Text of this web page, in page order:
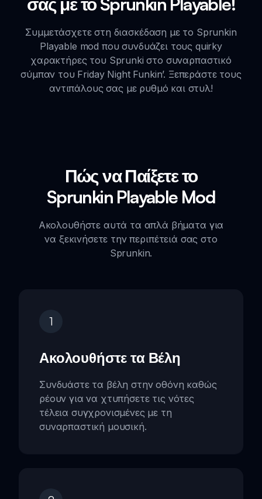
Συμμετάσχετε στη διασκέδαση με το Sprunkin
Playable mod που συνδυάζει τους quirky
χαρακτήρες του Sprunki στο συναρπαστικό
σύμπαν του Friday Night Funkin’. Ξεπεράστε τους
αντιπάλους σας με ρυθμό και στυλ!
Πώς να Παίξετε το
Sprunkin Playable Mod
Ακολουθήστε αυτά τα απλά βήματα για
να ξεκινήσετε την περιπέτειά σας στο
Sprunkin.
1
Ακολουθήστε τα Βέλη
Συνδυάστε τα βέλη στην οθόνη καθώς
ρέουν για να χτυπήσετε τις νότες
τέλεια συγχρονισμένες με τη
συναρπαστική μουσική.